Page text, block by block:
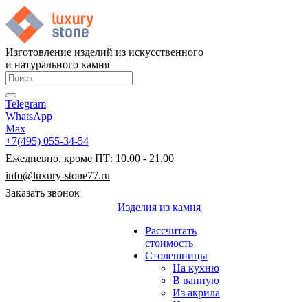
Изготовление изделий из искусственного
и натурального камня
Telegram
WhatsApp
Max
+7(495) 055-34-54
Ежедневно, кроме ПТ: 10.00 - 21.00
info@luxury-stone77.ru
Заказать звонок
Изделия из камня
Рассчитать
стоимость
Столешницы
На кухню
В ванную
Из акрила